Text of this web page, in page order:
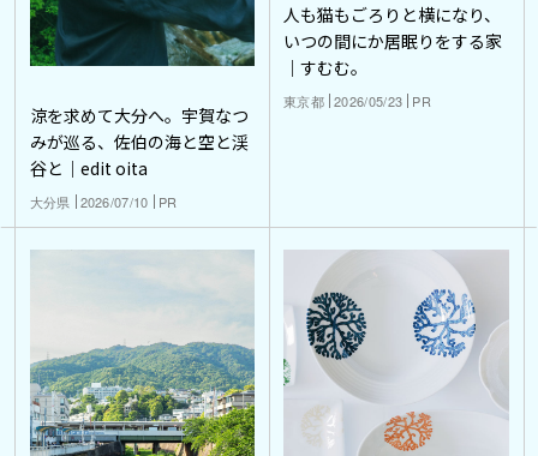
涼を求めて大分へ。宇賀なつ
みが巡る、佐伯の海と空と渓
谷と｜edit oita
大分県 2026/07/10 PR
人も猫もごろりと横になり、
いつの間にか居眠りをする家
｜すむむ。
東京都 2026/05/23 PR